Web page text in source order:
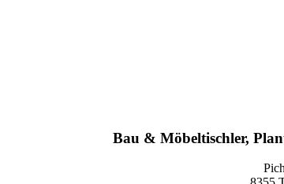
Bau & Möbeltischler,